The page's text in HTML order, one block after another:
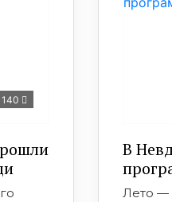
140
В
Лето —